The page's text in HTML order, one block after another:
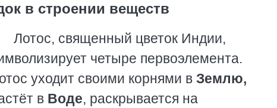
в строении веществ
Лотос, священный цветок Индии,
четыре первоэлемента.
уходит своими корнями в Землю,
в Воде, раскрывается на